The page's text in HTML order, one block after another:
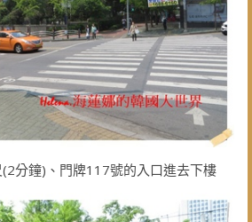
分鐘)、門牌117號的入口進去下樓